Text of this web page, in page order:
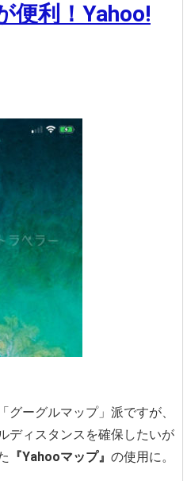
便利！Yahoo!
ーグルマップ」派ですが、
ディスタンスを確保したいが
『Yahooマップ』 の使用に。